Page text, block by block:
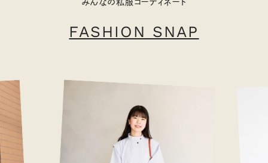
FASHION SNAP